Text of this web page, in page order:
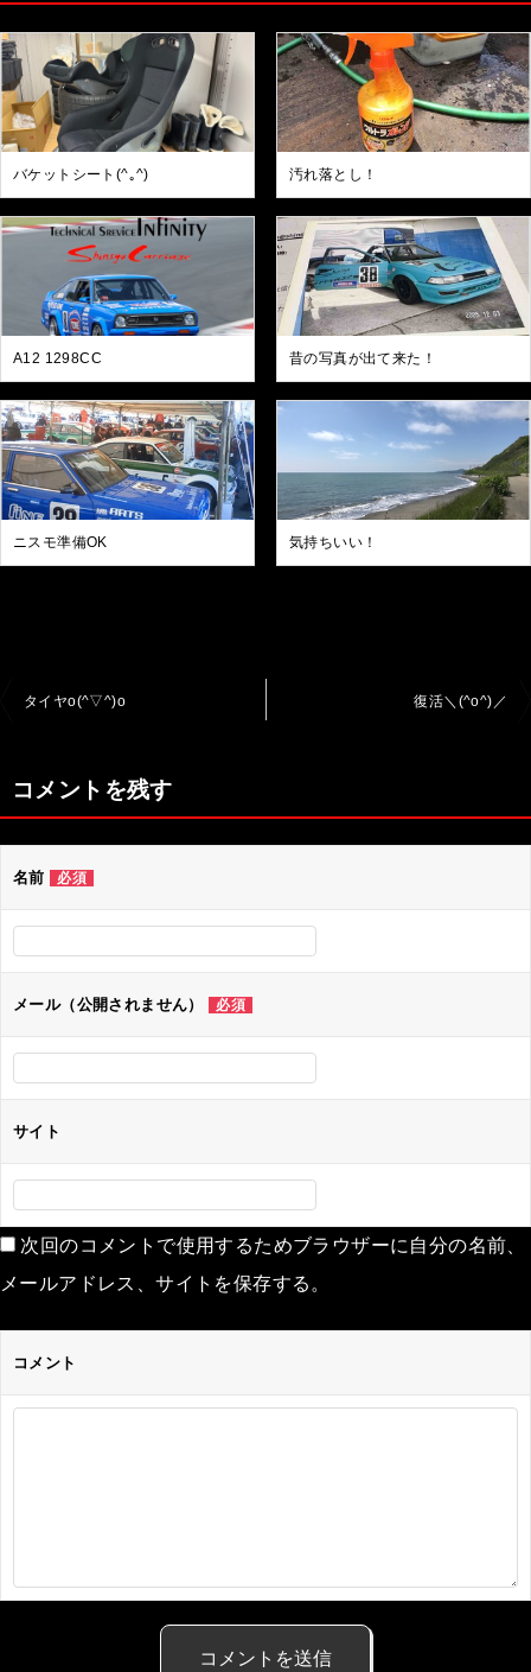
バケットシート(^｡^) 汚れ落とし！
A12 1298CC 昔の写真が出て来た！
ニスモ準備OK 気持ちいい！
ビ
ゲ
ー
シ
ョ
ン
タイヤo(^▽^)o 復活＼(^o^)／
コメントを残す
名前 必須
メール（公開されません） 必須
サイト
次回のコメントで使用するためブラウザーに自分の名前、
メールアドレス、サイトを保存する。
コメント